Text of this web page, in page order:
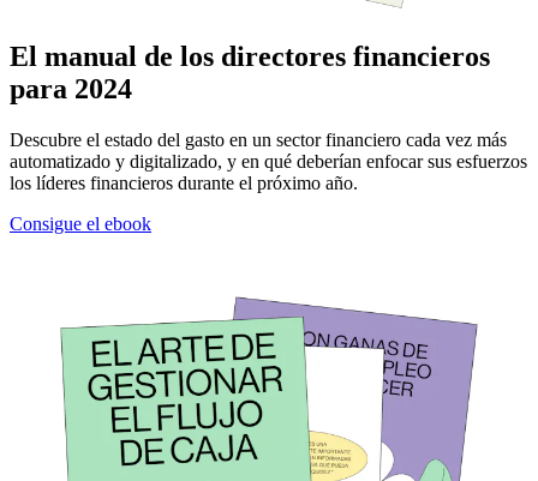
El manual de los directores financieros
para 2024
Descubre el estado del gasto en un sector financiero cada vez más
automatizado y digitalizado, y en qué deberían enfocar sus esfuerzos
los líderes financieros durante el próximo año.
Consigue el ebook